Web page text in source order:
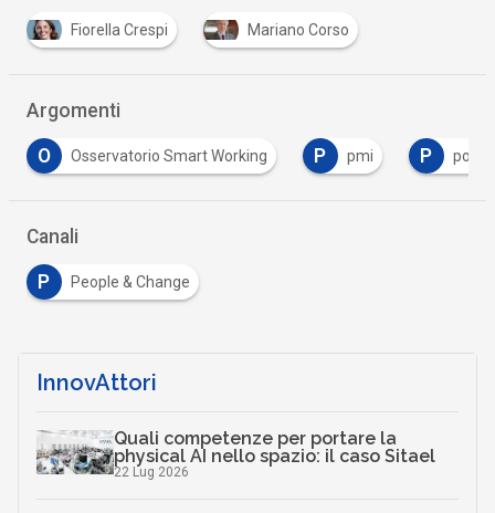
Fiorella Crespi Mariano Corso
Argomenti
P pmi P politecnico di milano S Smart
Canali
P People & Change
InnovAttori
Quali competenze per portare la
physical AI nello spazio: il caso Sitael
22 Lug 2026